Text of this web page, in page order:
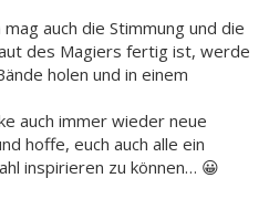
auch die Stimmung und die
des Magiers fertig ist, werde
holen und in einem
auch immer wieder neue
hoffe, euch auch alle ein
inspirieren zu können… 😀